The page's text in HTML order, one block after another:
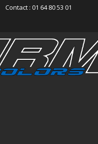
Contact : 01 64 80 53 01